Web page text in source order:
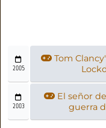
2005
Tom
2003
El señor
guerra